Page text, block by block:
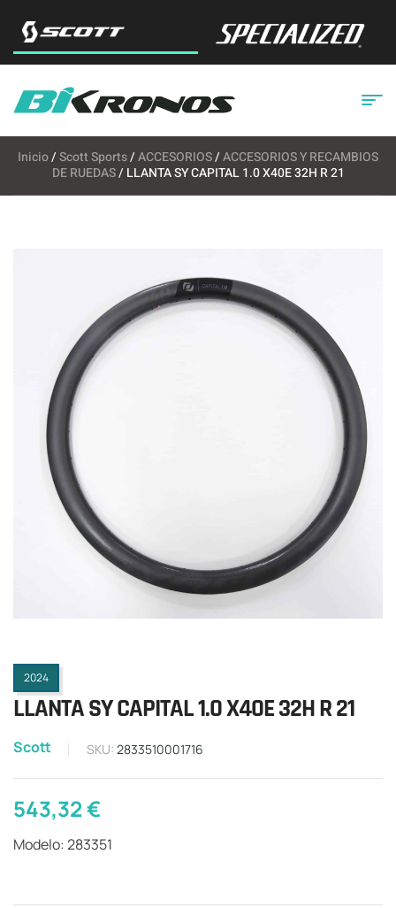
Inicio/Scott Sports/ACCESORIOS/ACCESORIOS Y RECAMBIOS
DE RUEDAS/ LLANTA SY CAPITAL 1.0 X40E 32H R 21
2024
LLANTA SY CAPITAL 1.0 X40E 32H R 21
Scott SKU: 2833510001716
543,32€
Modelo: 283351